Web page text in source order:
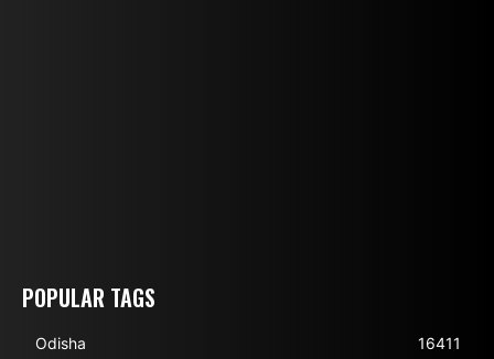
POPULAR TAGS
Odisha
16411